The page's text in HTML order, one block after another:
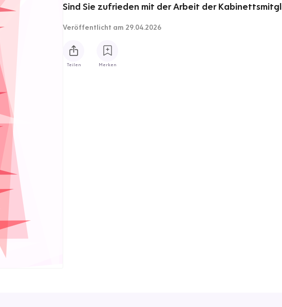
Sind Sie zufrieden mit der Arbeit der
Veröffentlicht am 29.04.2026
Teilen Merken